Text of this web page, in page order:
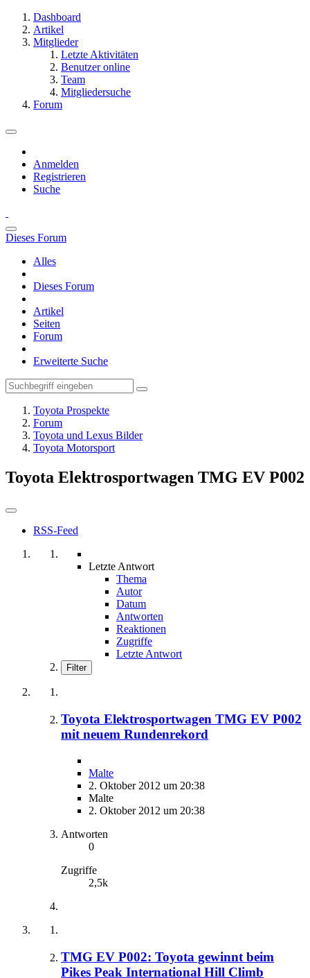
Dashboard
Artikel
Mitglieder
Letzte Aktivitäten
Benutzer online
Team
Mitgliedersuche
Forum
Anmelden
Registrieren
Suche
Dieses Forum
Alles
Dieses Forum
Artikel
Seiten
Forum
Erweiterte Suche
Toyota Prospekte
Forum
Toyota und Lexus Bilder
Toyota Motorsport
Toyota Elektrosportwagen TMG EV P002
RSS-Feed
Letzte Antwort
Thema
Autor
Datum
Antworten
Reaktionen
Zugriffe
Letzte Antwort
Filter
Toyota Elektrosportwagen TMG EV P002
mit neuem Rundenrekord
Malte
2. Oktober 2012 um 20:38
Malte
2. Oktober 2012 um 20:38
Antworten
0
Zugriffe
2,5k
TMG EV P002: Toyota gewinnt beim
Pikes Peak International Hill Climb